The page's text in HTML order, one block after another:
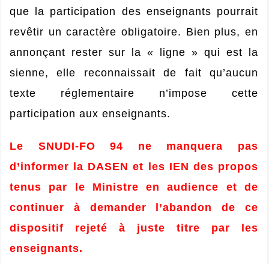
que la participation des enseignants pourrait
revêtir un caractère obligatoire. Bien plus, en
annonçant rester sur la « ligne » qui est la
sienne, elle reconnaissait de fait qu’aucun
texte réglementaire n’impose cette
participation aux enseignants.
Le SNUDI-FO 94 ne manquera pas
d’informer la DASEN et les IEN des propos
tenus par le Ministre en audience et de
continuer à demander l’abandon de ce
dispositif rejeté à juste titre par les
enseignants.